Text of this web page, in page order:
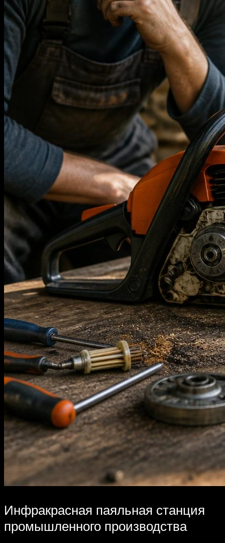
Инфракрасная паяльная станция
промышленного производства